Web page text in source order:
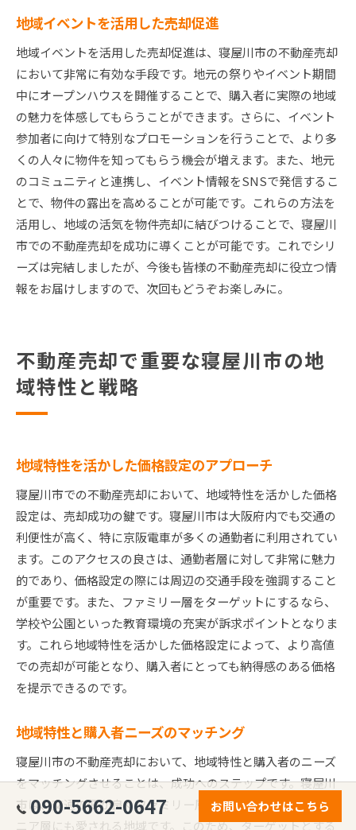
地域イベントを活用した売却促進
地域イベントを活用した売却促進は、寝屋川市の不動産売却
において非常に有効な手段です。地元の祭りやイベント期間
中にオープンハウスを開催することで、購入者に実際の地域
の魅力を体感してもらうことができます。さらに、イベント
参加者に向けて特別なプロモーションを行うことで、より多
くの人々に物件を知ってもらう機会が増えます。また、地元
のコミュニティと連携し、イベント情報をSNSで発信するこ
とで、物件の露出を高めることが可能です。これらの方法を
活用し、地域の活気を物件売却に結びつけることで、寝屋川
市での不動産売却を成功に導くことが可能です。これでシリ
ーズは完結しましたが、今後も皆様の不動産売却に役立つ情
報をお届けしますので、次回もどうぞお楽しみに。
不動産売却で重要な寝屋川市の地
域特性と戦略
地域特性を活かした価格設定のアプローチ
寝屋川市での不動産売却において、地域特性を活かした価格
設定は、売却成功の鍵です。寝屋川市は大阪府内でも交通の
利便性が高く、特に京阪電車が多くの通勤者に利用されてい
ます。このアクセスの良さは、通勤者層に対して非常に魅力
的であり、価格設定の際には周辺の交通手段を強調すること
が重要です。また、ファミリー層をターゲットにするなら、
学校や公園といった教育環境の充実が訴求ポイントとなりま
す。これら地域特性を活かした価格設定によって、より高値
での売却が可能となり、購入者にとっても納得感のある価格
を提示できるのです。
地域特性と購入者ニーズのマッチング
寝屋川市の不動産売却において、地域特性と購入者のニーズ
をマッチングさせることは、成功へのステップです。寝屋川
市は、交通の便が良くファミリー層に人気がある一方で、シ
ニア層にも愛される地域です。このため、ターゲットとする
090-5662-0647 お問い合わせはこちら